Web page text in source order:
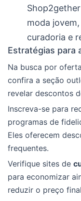
moda
curadoria e
Estratégias para
Na busca por
confira a seção
revelar descontos
Inscreva-se para
programas de
Eles oferecem
frequentes.
Verifique sites de
para economizar
reduzir o preço